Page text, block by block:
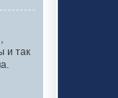
и так